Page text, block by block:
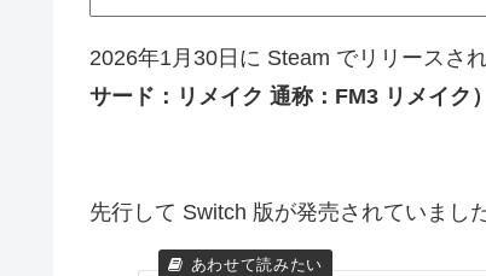
2026年1月30日に Steam でリリースさ
サード：リメイク 通称：FM3 リメイク）
先行して Switch 版が発売されていまし